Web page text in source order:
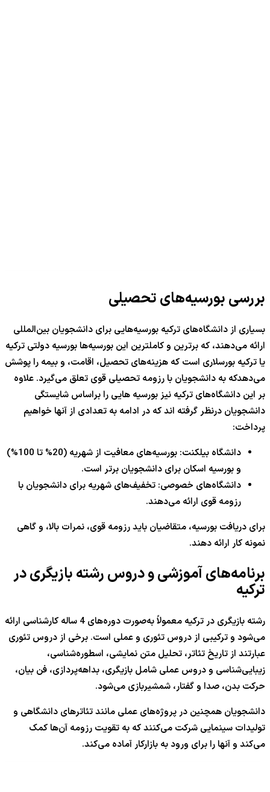
بررسی بورسیه‌های تحصیلی
بسیاری از دانشگاه‌های ترکیه بورسیه‌هایی برای دانشجویان بین‌المللی
ارائه می‌دهند، که برترین و کاملترین این بورسیه‌ها بورسیه دولتی ترکیه
یا ترکیه بورسلاری است که هزینه‌های تحصیل، اقامت، و بیمه را پوشش
می‌دهدکه به دانشجویان با رزومه تحصیلی قوی تعلق می‌گیرد. علاوه
بر این دانشگاه‌های ترکیه نیز بورسیه هایی را براساس شایستگی
دانشجویان درنظر گرفته اند که در ادامه به تعدادی از آنها خواهیم
پرداخت:
دانشگاه بیلکنت: بورسیه‌های معافیت از شهریه (20% تا 100%)
و بورسیه اسکان برای دانشجویان برتر است.
دانشگاه‌های خصوصی: تخفیف‌های شهریه برای دانشجویان با
رزومه قوی ارائه می‌دهند.
برای دریافت بورسیه، متقاضیان باید رزومه قوی، نمرات بالا، و گاهی
نمونه کار ارائه دهند.
برنامه‌های آموزشی و دروس رشته بازیگری در
ترکیه
رشته بازیگری در ترکیه معمولاً به‌صورت دوره‌های 4 ساله کارشناسی ارائه
می‌شود و ترکیبی از دروس تئوری و عملی است. برخی از دروس تئوری
عبارتند از تاریخ تئاتر، تحلیل متن نمایشی، اسطوره‌شناسی،
زیبایی‌شناسی و دروس عملی شامل بازیگری، بداهه‌پردازی، فن بیان،
حرکت بدن، صدا و گفتار، شمشیربازی می‌شود.
دانشجویان همچنین در پروژه‌های عملی مانند تئاترهای دانشگاهی و
تولیدات سینمایی شرکت می‌کنند که به تقویت رزومه آن‌ها کمک
می‌کند و آنها را برای ورود به بازارکار آماده می‌کند.